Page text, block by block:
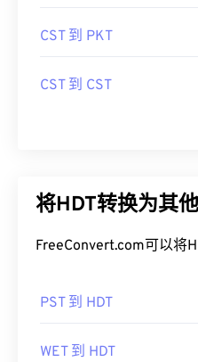
CST 到 PKT
CST 到 CST
将HDT转换为其
FreeConvert.com可以将
PST 到 HDT
WET 到 HDT